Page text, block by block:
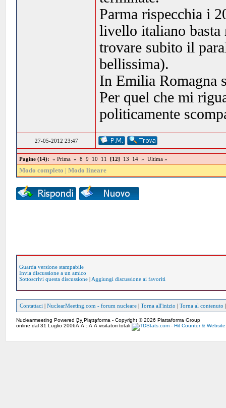
Parma rispecchia i
livello italiano basta
trovare subito il
bellissima).
In Emilia Romagna
Per quel che mi
politicamente
27-05-2012 23:47
Pagine (14): « Prima « 8 9 10 11 [12] 13 14 » Ultima »
Modo completo |Modo lineare
Guarda versione stampabile
Invia discussione a un amico
Sottoscrivi questa discussione | Aggiungi discussione ai favoriti
Contattaci |NuclearMeeting.com - forum nucleare |Torna all'inizio |Torna al contenuto
Nuclearmeeting Powered By Piattaforma - Copyright © 2026 Piattaforma Group
online dal 31 Luglio 2006Â Â ::Â Â visitatori totali